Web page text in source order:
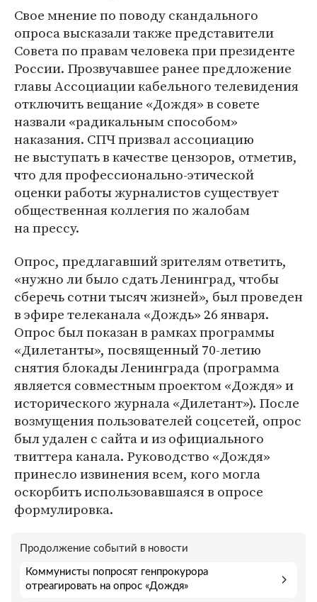
Свое мнение по поводу скандального
опроса высказали также представители
Совета по правам человека при президенте
России. Прозвучавшее ранее предложение
главы Ассоциации кабельного телевидения
отключить вещание «Дождя» в совете
назвали «радикальным способом»
наказания. СПЧ призвал ассоциацию
не выступать в качестве цензоров, отметив,
что для профессионально-этической
оценки работы журналистов существует
общественная коллегия по жалобам
на прессу.
Опрос, предлагавший зрителям ответить,
«нужно ли было сдать Ленинград, чтобы
сберечь сотни тысяч жизней», был проведен
в эфире телеканала «Дождь» 26 января.
Опрос был показан в рамках программы
«Дилетанты», посвященный 70-летию
снятия блокады Ленинграда (программа
является совместным проектом «Дождя» и
исторического журнала «Дилетант»). После
возмущения пользователей соцсетей, опрос
был удален с сайта и из официального
твиттера канала. Руководство «Дождя»
принесло извинения всем, кого могла
оскорбить использовавшаяся в опросе
формулировка.
Продолжение событий в новости
Коммунисты попросят генпрокурора
отреагировать на опрос «Дождя»